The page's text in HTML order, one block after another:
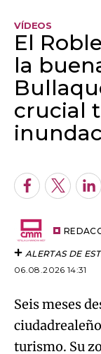
crucial
An error
FacebookTwitter
ALERTAS DE
06.08.2026 14:31
Seis meses
turismo. Su
confían en
agosto.